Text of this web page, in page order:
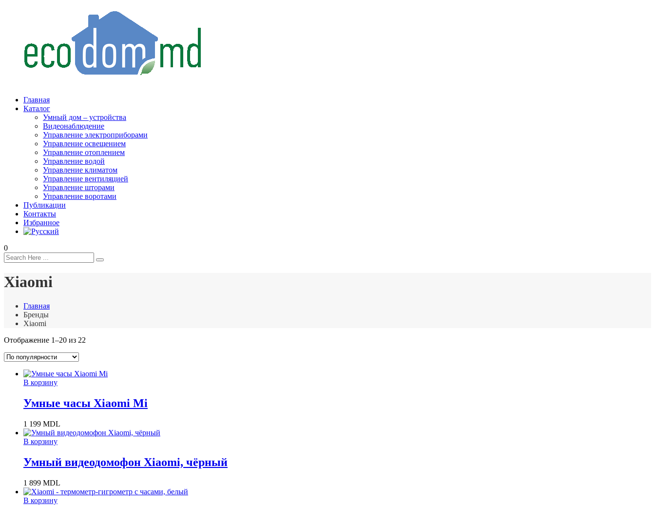
Главная
Каталог
Умный дом – устройства
Видеонаблюдение
Управление электроприборами
Управление освещением
Управление отоплением
Управление водой
Управление климатом
Управление вентиляцией
Управление шторами
Управление воротами
Публикации
Контакты
Избранное
0
Xiaomi
Главная
Бренды
Xiaomi
Отображение 1–20 из 22
В корзину
Умные часы Xiaomi Mi
1 199 MDL
В корзину
Умный видеодомофон Xiaomi, чёрный
1 899 MDL
В корзину